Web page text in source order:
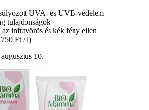
UVA- és UVB-védelem
tulajdonságok
az infravörös és kék fény ellen
Ft / l)
10.